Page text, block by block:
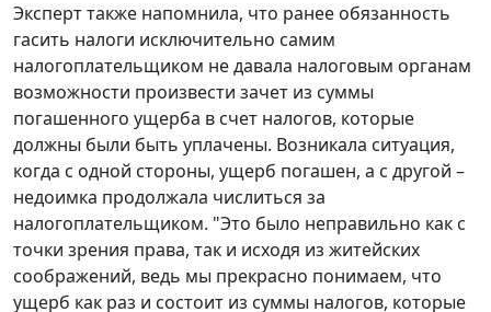
Эксперт также напомнила, что ранее обязанность
гасить налоги исключительно самим
налогоплательщиком не давала налоговым органам
возможности произвести зачет из суммы
погашенного ущерба в счет налогов, которые
должны были быть уплачены. Возникала ситуация,
когда с одной стороны, ущерб погашен, а с другой –
недоимка продолжала числиться за
налогоплательщиком. "Это было неправильно как с
точки зрения права, так и исходя из житейских
соображений, ведь мы прекрасно понимаем, что
ущерб как раз и состоит из суммы налогов, которые